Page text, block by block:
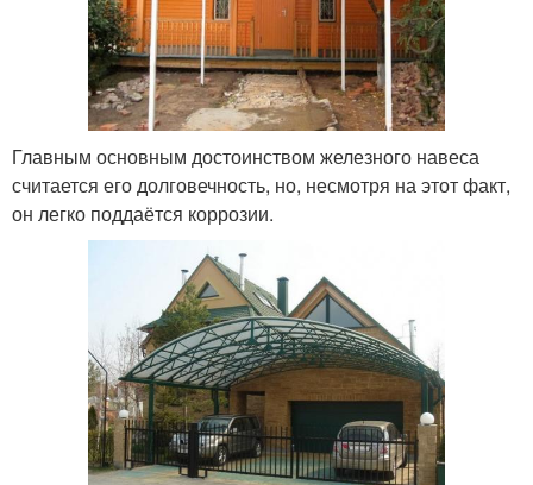
Главным основным достоинством железного навеса
считается его долговечность, но, несмотря на этот факт,
он легко поддаётся коррозии.